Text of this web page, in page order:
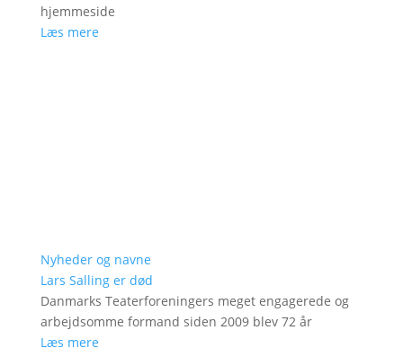
hjemmeside
Læs mere
Nyheder og navne
Lars Salling er død
Danmarks Teaterforeningers meget engagerede og
arbejdsomme formand siden 2009 blev 72 år
Læs mere